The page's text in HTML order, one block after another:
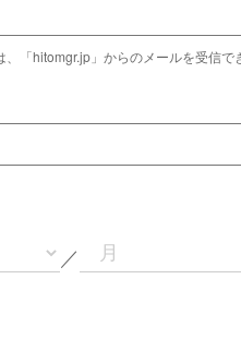
「hitomgr.jp」からのメールを受信
／